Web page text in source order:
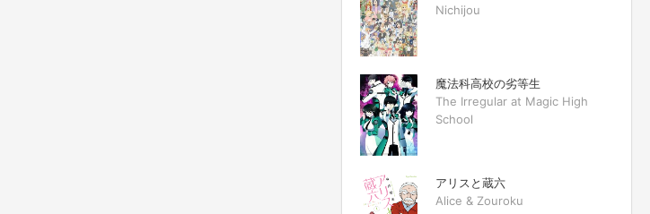
Nichijou
魔法科高校の劣等生
The Irregular at Magic High
School
アリスと蔵六
Alice & Zouroku